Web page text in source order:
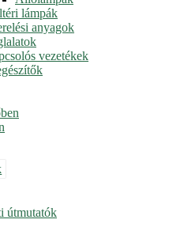
lámpák
anyagok
vezetékek
útmutatók